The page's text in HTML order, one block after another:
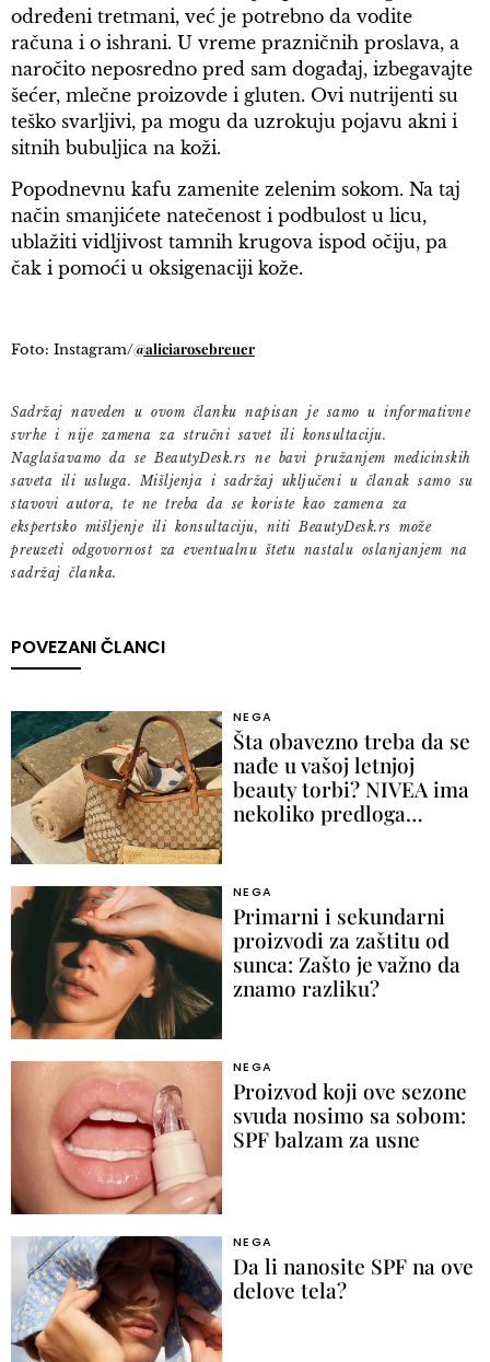
određeni tretmani, već je potrebno da vodite
računa i o ishrani. U vreme prazničnih proslava, a
naročito neposredno pred sam događaj, izbegavajte
šećer, mlečne proizovde i gluten. Ovi nutrijenti su
teško svarljivi, pa mogu da uzrokuju pojavu akni i
sitnih bubuljica na koži.
Popodnevnu kafu zamenite zelenim sokom. Na taj
način smanjićete natečenost i podbulost u licu,
ublažiti vidljivost tamnih krugova ispod očiju, pa
čak i pomoći u oksigenaciji kože.
Foto: Instagram/@aliciarosebreuer
Sadržaj naveden u ovom članku napisan je samo u informativne
svrhe i nije zamena za stručni savet ili konsultaciju.
Naglašavamo da se BeautyDesk.rs ne bavi pružanjem medicinskih
saveta ili usluga. Mišljenja i sadržaj uključeni u članak samo su
stavovi autora, te ne treba da se koriste kao zamena za
ekspertsko mišljenje ili konsultaciju, niti BeautyDesk.rs može
preuzeti odgovornost za eventualnu štetu nastalu oslanjanjem na
sadržaj članka.
POVEZANI ČLANCI
NEGA
Šta obavezno treba da se
nađe u vašoj letnjoj
beauty torbi? NIVEA ima
nekoliko predloga…
NEGA
Primarni i sekundarni
proizvodi za zaštitu od
sunca: Zašto je važno da
znamo razliku?
NEGA
Proizvod koji ove sezone
svuda nosimo sa sobom:
SPF balzam za usne
NEGA
Da li nanosite SPF na ove
delove tela?